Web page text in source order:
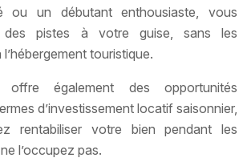
ou un débutant enthousiaste, vous
des pistes à votre guise, sans les
touristique.
offre également des opportunités
d’investissement locatif saisonnier,
rentabiliser votre bien pendant les
l’occupez pas.